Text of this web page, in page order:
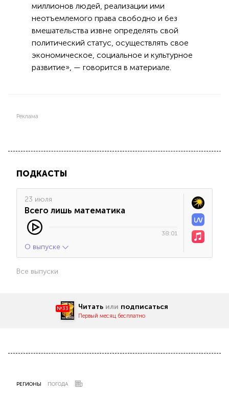
миллионов людей, реализации ими
неотъемлемого права свободно и без
вмешательства извне определять свой
политический статус, осуществлять свое
экономическое, социальное и культурное
развитие», — говорится в материале.
Реклама
ПОДКАСТЫ
23 июля
Всего лишь математика
38:01
О выпуске
Все выпуски
№33 Читать или подписаться
Первый месяц бесплатно
РЕГИОНЫ ПОГОДА